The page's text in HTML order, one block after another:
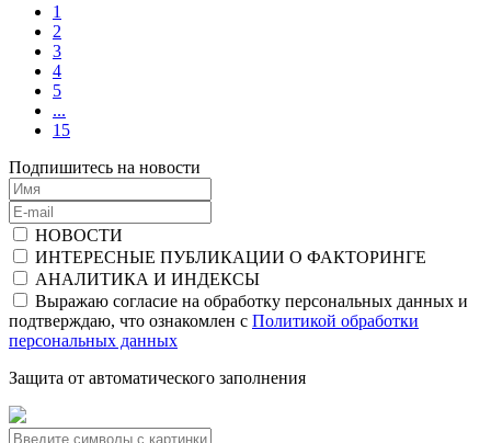
1
2
3
4
5
...
15
Подпишитесь на новости
НОВОСТИ
ИНТЕРЕСНЫЕ ПУБЛИКАЦИИ О ФАКТОРИНГЕ
АНАЛИТИКА И ИНДЕКСЫ
Выражаю согласие на обработку персональных данных и
подтверждаю, что ознакомлен с Политикой обработки
персональных данных
Защита от автоматического заполнения